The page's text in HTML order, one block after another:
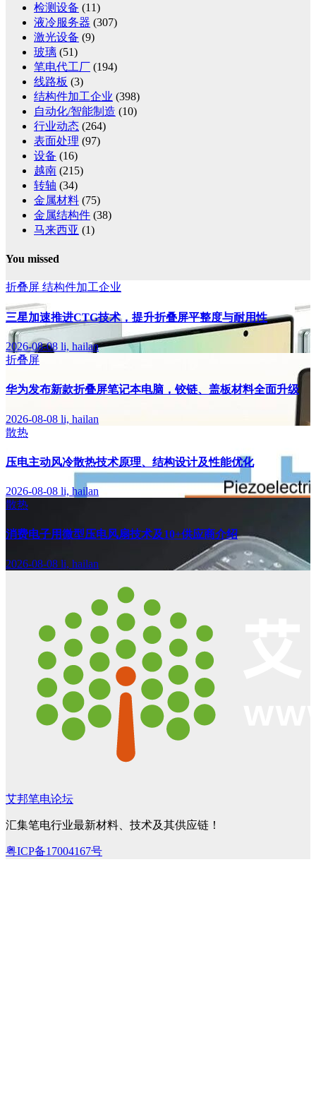
检测设备 (11)
液冷服务器 (307)
激光设备 (9)
玻璃 (51)
笔电代工厂 (194)
线路板 (3)
结构件加工企业 (398)
自动化/智能制造 (10)
行业动态 (264)
表面处理 (97)
设备 (16)
越南 (215)
转轴 (34)
金属材料 (75)
金属结构件 (38)
马来西亚 (1)
You missed
折叠屏 结构件加工企业
三星加速推进CTG技术，提升折叠屏平整度与耐用性
2026-08-08 li, hailan
折叠屏
华为发布新款折叠屏笔记本电脑，铰链、盖板材料全面升级
2026-08-08 li, hailan
散热
压电主动风冷散热技术原理、结构设计及性能优化
2026-08-08 li, hailan
散热
消费电子用微型压电风扇技术及10+供应商介绍
2026-08-08 li, hailan
艾邦笔电论坛
汇集笔电行业最新材料、技术及其供应链！
粤ICP备17004167号